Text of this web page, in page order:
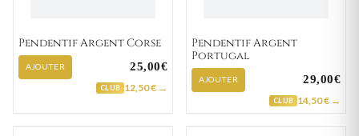
Pendentif Argent Corse
AJOUTER 25,00€
CLUB 12,50 € →
Pendentif Argent
Portugal
AJOUTER 29,00€
CLUB 14,50 € →